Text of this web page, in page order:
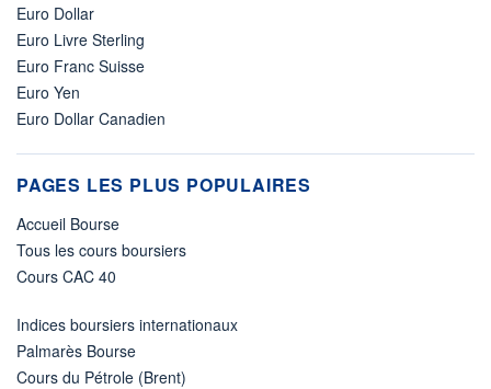
Euro Dollar
Euro Livre Sterling
Euro Franc Suisse
Euro Yen
Euro Dollar Canadien
PAGES LES PLUS POPULAIRES
Accueil Bourse
Tous les cours boursiers
Cours CAC 40
Indices boursiers internationaux
Palmarès Bourse
Cours du Pétrole (Brent)